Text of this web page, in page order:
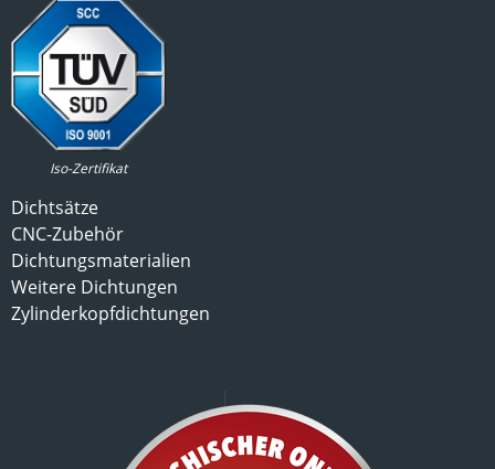
Iso-Zertifikat
Dichtsätze
CNC-Zubehör
Dichtungsmaterialien
Weitere Dichtungen
Zylinderkopfdichtungen